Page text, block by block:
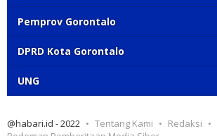
Pemprov Gorontalo
DPRD Kota Gorontalo
UNG
@habari.id - 2022 Tentang Kami Redaksi